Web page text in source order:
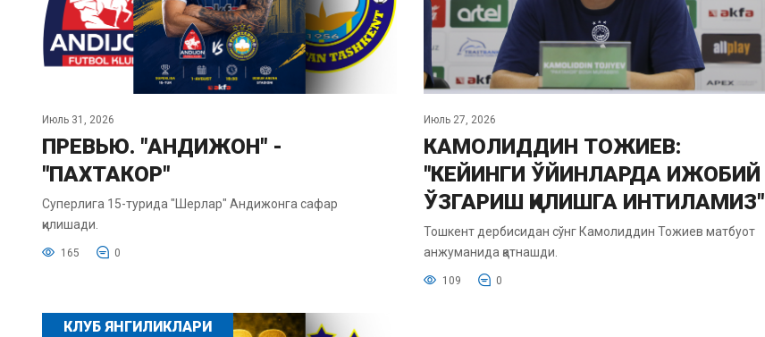
Июль 31, 2026
ПРЕВЬЮ. "АНДИЖОН" -
"ПАХТАКОР"
Суперлига 15-турида "Шерлар" Андижонга сафар
қилишади.
165 0
Июль 27, 2026
КАМОЛИДДИН ТОЖИЕВ:
"КЕЙИНГИ ЎЙИНЛАРДА ИЖОБИЙ
ЎЗГАРИШ ҚИЛИШГА ИНТИЛАМИЗ"
Тошкент дербисидан сўнг Камолиддин Тожиев матбуот
анжуманида қатнашди.
109 0
КЛУБ ЯНГИЛИКЛАРИ